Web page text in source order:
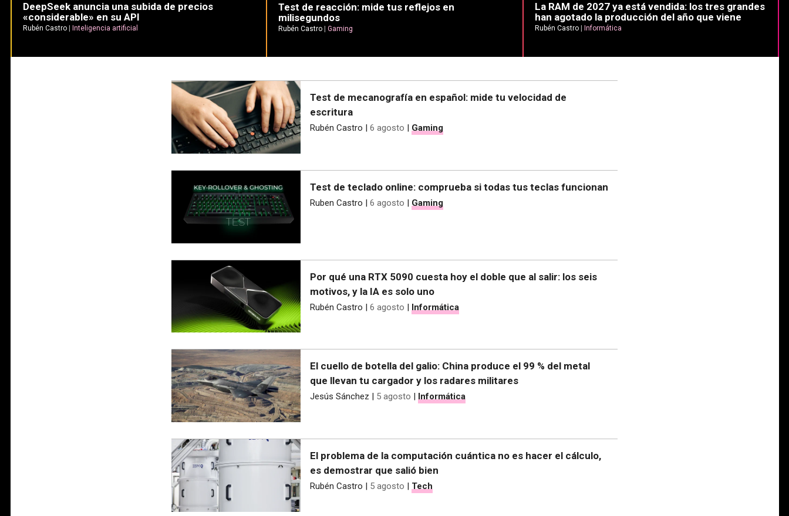
DeepSeek anuncia una subida de precios
«considerable» en su API
Rubén Castro| Inteligencia artificial
Test de reacción: mide tus reflejos en
milisegundos
Rubén Castro| Gaming
La RAM de 2027 ya está vendida: los tres grandes
han agotado la producción del año que viene
Rubén Castro| Informática
Test de mecanografía en español: mide tu velocidad de
escritura
Rubén Castro | 6 agosto | Gaming
Test de teclado online: comprueba si todas tus teclas funcionan
Ruben Castro | 6 agosto | Gaming
Por qué una RTX 5090 cuesta hoy el doble que al salir: los seis
motivos, y la IA es solo uno
Rubén Castro | 6 agosto | Informática
El cuello de botella del galio: China produce el 99 % del metal
que llevan tu cargador y los radares militares
Jesús Sánchez | 5 agosto | Informática
El problema de la computación cuántica no es hacer el cálculo,
es demostrar que salió bien
Rubén Castro | 5 agosto | Tech